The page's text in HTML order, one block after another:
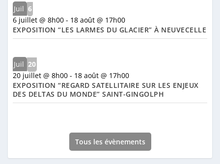
Juil 6
6 juillet @ 8h00- 18 août @ 17h00
EXPOSITION “LES LARMES DU GLACIER” À NEUVECELLE
Juil 20
20 juillet @ 8h00- 18 août @ 17h00
EXPOSITION “REGARD SATELLITAIRE SUR LES ENJEUX
DES DELTAS DU MONDE” SAINT-GINGOLPH
Tous les évènements